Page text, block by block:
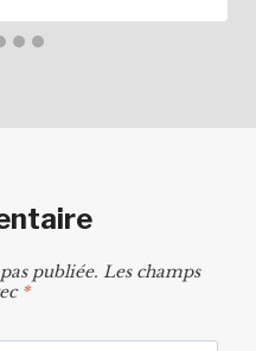
publiée. Les champs
*